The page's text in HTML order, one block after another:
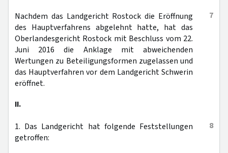
7
Nachdem das Landgericht Rostock die Eröffnung
des Hauptverfahrens abgelehnt hatte, hat das
Oberlandesgericht Rostock mit Beschluss vom 22.
Juni 2016 die Anklage mit abweichenden
Wertungen zu Beteiligungsformen zugelassen und
das Hauptverfahren vor dem Landgericht Schwerin
eröffnet.
II.
8
1. Das Landgericht hat folgende Feststellungen
getroffen: